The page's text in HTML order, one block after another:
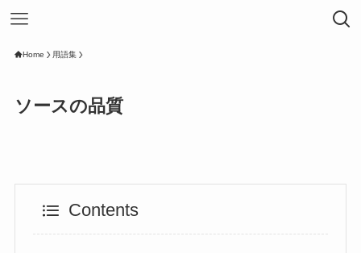
Home 用語集
ソースの品質
Contents